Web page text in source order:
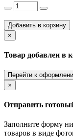
Добавить в корзину
×
Товар добавлен в
Перейти к
×
Отправить
Заполните форму
товаров в виде